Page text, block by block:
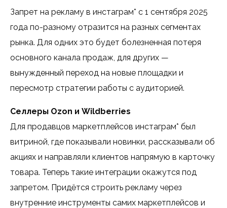
Запрет на рекламу в инстаграм* с 1 сентября 2025
года по-разному отразится на разных сегментах
рынка. Для одних это будет болезненная потеря
основного канала продаж, для других —
вынужденный переход на новые площадки и
пересмотр стратегии работы с аудиторией.
Селлеры Ozon и Wildberries
Для продавцов маркетплейсов инстаграм* был
витриной, где показывали новинки, рассказывали об
акциях и направляли клиентов напрямую в карточку
товара. Теперь такие интеграции окажутся под
запретом. Придётся строить рекламу через
внутренние инструменты самих маркетплейсов и